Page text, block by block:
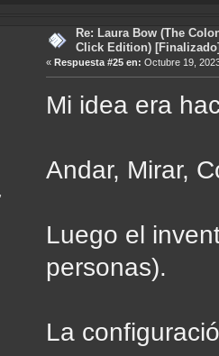
Re: Laura Bow (The
Click Edition)
« Respuesta #25 en: Octubre 19,
Mi idea era
Andar, Mirar,
Luego el
personas).
La